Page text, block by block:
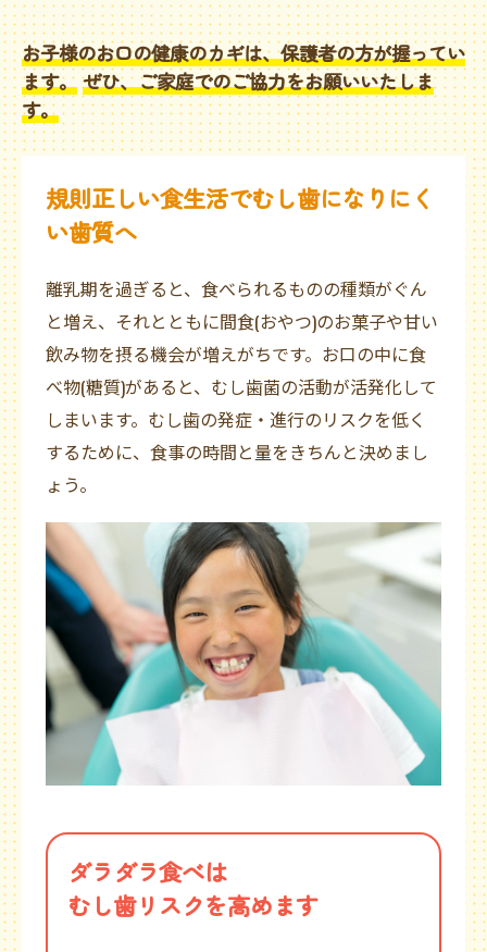
お子様のお口の健康のカギは、保護者の方が握ってい
ます。 ぜひ、ご家庭でのご協力をお願いいたしま
す。
規則正しい食生活でむし歯になりにく
い歯質へ
離乳期を過ぎると、食べられるものの種類がぐん
と増え、それとともに間食(おやつ)のお菓子や甘い
飲み物を摂る機会が増えがちです。お口の中に食
べ物(糖質)があると、むし歯菌の活動が活発化して
しまいます。むし歯の発症・進行のリスクを低く
するために、食事の時間と量をきちんと決めまし
ょう。
ダラダラ食べは
むし歯リスクを高めます